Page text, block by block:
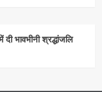
भावभीनी श्रद्धांजलि